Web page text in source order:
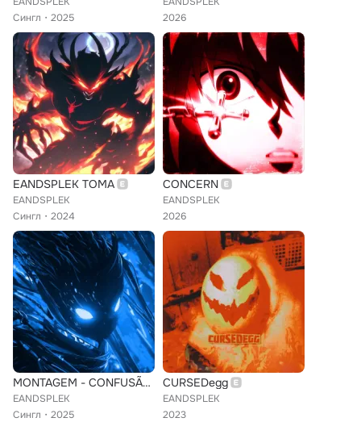
Сингл
2025
2026
EANDSPLEK TOMA
EANDSPLEK
Сингл
2024
CONCERN
EANDSPLEK
2026
MONTAGEM - CONFUSÃO DO DIABO (Slowed)
EANDSPLEK
Сингл
2025
CURSEDegg
EANDSPLEK
2023